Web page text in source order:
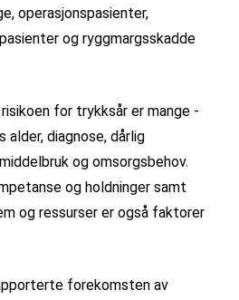
operasjonspasienter,
og ryggmargsskadde
for trykksår er mange -
alder, diagnose, dårlig
og omsorgsbehov.
og holdninger samt
og ressurser er også faktorer
forekomsten av